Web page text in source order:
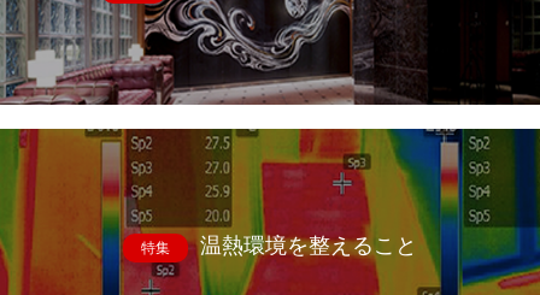
特集 温熱環境を整えること